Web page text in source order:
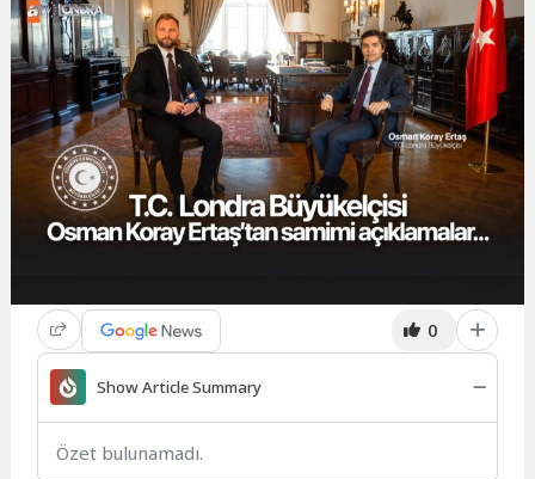
0
Show Article Summary
Özet bulunamadı.